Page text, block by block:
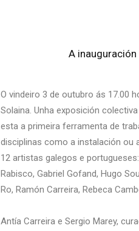
A
O vindeiro 3 de outubro ás 17.00
Solaina. Unha exposición
esta a primeira ferramenta de
disciplinas como a instalación ou
12 artistas galegos e
Rabisco, Gabriel Gofand, Hugo
Ro, Ramón Carreira, Rebeca
Antía Carreira e Sergio Marey,